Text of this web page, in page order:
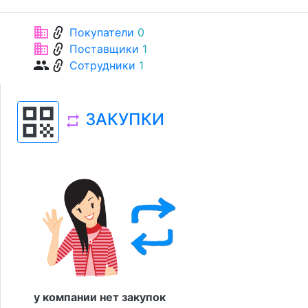
businesslink Покупатели 0
businesslink Поставщики 1
grouplink Сотрудники 1
qr_code repeat ЗАКУПКИ
у компании нет закупок